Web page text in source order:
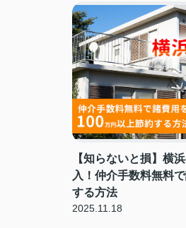
【知らないと損】横
入！仲介手数料無料
する方法
2025.11.18